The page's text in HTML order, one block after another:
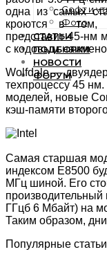
Софт и
Фото
СТАТЬИ
ПОДБОРКИ
НОВОСТИ
ФОРУМ
одна из самых
кроются в
представит 45-нм
с кодовым
Wolfdale —
техпроцессу 45
моделей, новые
кэш-памяти
Самая старшая
индексом E8500
МГц шиной. Его
ГГцб 6 Мбайт) на
Таким образом,
Популярные